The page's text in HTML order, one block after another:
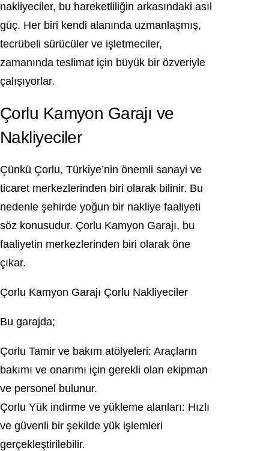
nakliyeciler, bu hareketliliğin arkasındaki asıl
güç. Her biri kendi alanında uzmanlaşmış,
tecrübeli sürücüler ve işletmeciler,
zamanında teslimat için büyük bir özveriyle
çalışıyorlar.
Çorlu Kamyon Garajı ve
Nakliyeciler
Çünkü Çorlu, Türkiye’nin önemli sanayi ve
ticaret merkezlerinden biri olarak bilinir. Bu
nedenle şehirde yoğun bir nakliye faaliyeti
söz konusudur. Çorlu Kamyon Garajı, bu
faaliyetin merkezlerinden biri olarak öne
çıkar.
Çorlu Kamyon Garajı Çorlu Nakliyeciler
Bu garajda;
Çorlu Tamir ve bakım atölyeleri: Araçların
bakımı ve onarımı için gerekli olan ekipman
ve personel bulunur.
Çorlu Yük indirme ve yükleme alanları: Hızlı
ve güvenli bir şekilde yük işlemleri
gerçekleştirilebilir.